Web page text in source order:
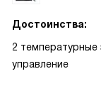
Достоинства:
2 температурные
управление